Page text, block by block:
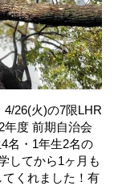
26(火)の7限LHR
年度 前期自治会
名・1年生2名の
してから1ヶ月も
くれました！有